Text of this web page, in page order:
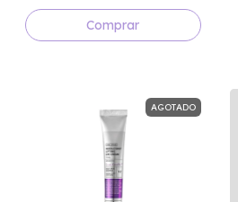
Comprar
AGOTADO